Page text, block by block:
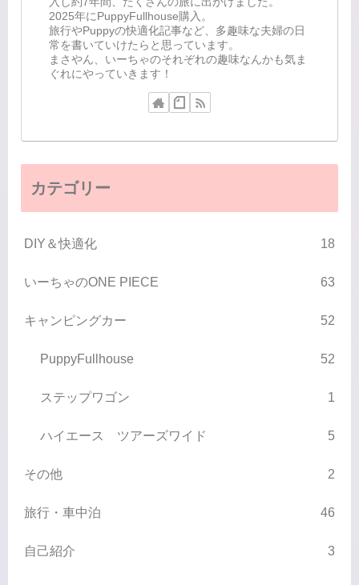
2025年にPuppyFullhouse購入。
旅行やPuppyの快適化記事など、多趣味な夫婦の日
常を書いていけたらと思っています。
まさやん、いーちゃのそれぞれの趣味なんかも気ま
ぐれにやっていきます！
カテゴリー
DIY＆快適化 18
いーちゃのONE PIECE 63
キャンピングカー 52
PuppyFullhouse 52
ステップワゴン 1
ハイエース ツアーズワイド 5
その他 2
旅行・車中泊 46
自己紹介 3